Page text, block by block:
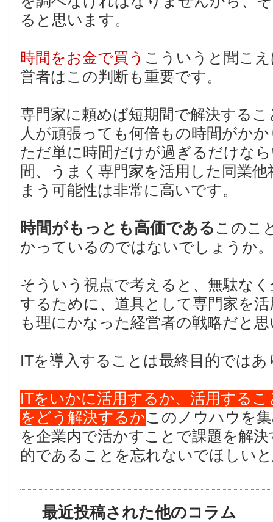
ると思います。
時間をお金で買う こういうと聞こ
営者はこの判断も重要です。
専門家に頼めば短期間で解決する
人が頑張っても何倍もの時間がか
ただ単に時間だけが過ぎるだけな
間、うまく専門家を活用した同業
まう可能性は非常に高いです。
時間がもっとも高価である このこ
かっているのではないでしょうか。
そういう視点で考えると、無駄な
するために、道具として専門家を
も理にかなった経営者の戦略だと
ITを導入することは最終目的では
ITをいかに活用するか、活用する
をどう解決するかこのノウハウを
を企業内で活かすことで課題を解
的であることを忘れないでほしい
最近投稿された他のコラム